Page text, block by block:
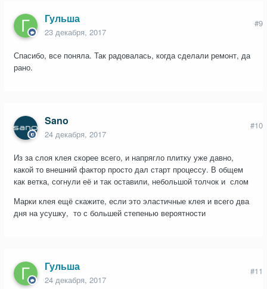
Гульша
23 декабря, 2017
#9
Спасибо, все поняла. Так радовалась, когда сделали ремонт, да
рано.
Sano
24 декабря, 2017
#10
Из за слоя клея скорее всего, и напрягло плитку уже давно,
какой то внешний фактор просто дал старт процессу. В общем
как ветка, согнули её и так оставили, небольшой толчок и слом
Марки клея ещё скажите, если это эластичные клея и всего два
дня на усушку, то с большей степенью вероятности
Гульша
24 декабря, 2017
#11